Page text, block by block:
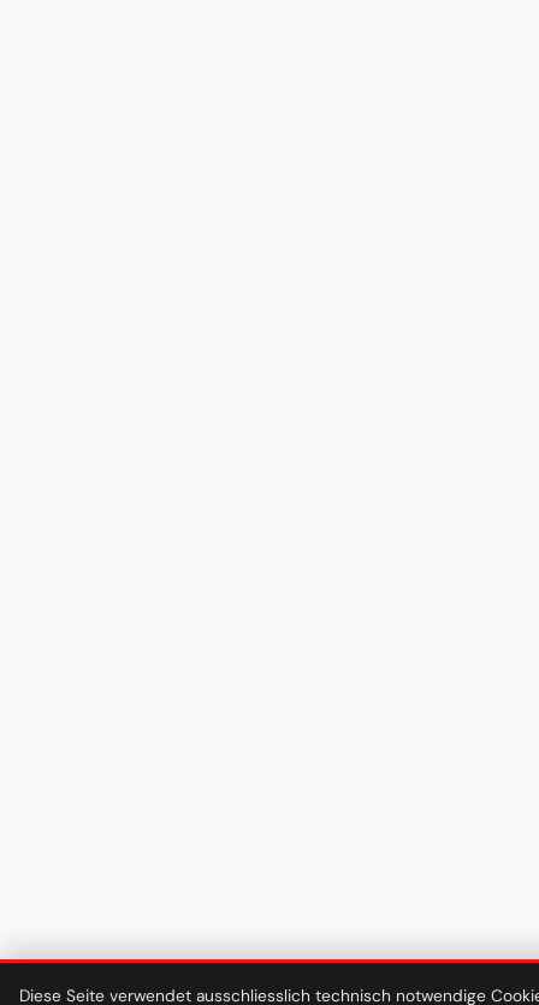
Diese Seite verwendet ausschliesslich technisch notwendige